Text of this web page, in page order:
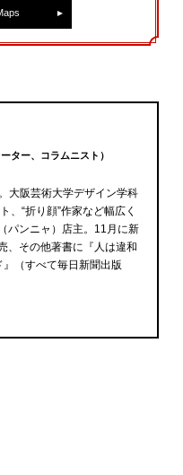
ター、コラムニスト）
大阪芸術大学デザイン学科
、“折り顔”作家など幅広く
パンニャ）店主。11月に新
、その他著書に『人は違和
（すべて毎日新聞出版